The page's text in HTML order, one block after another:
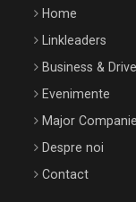
Be Inspired. Make
Octombrie
Home
Linkleaders
Business & Drive
Evenimente
Major
Despre noi
Contact